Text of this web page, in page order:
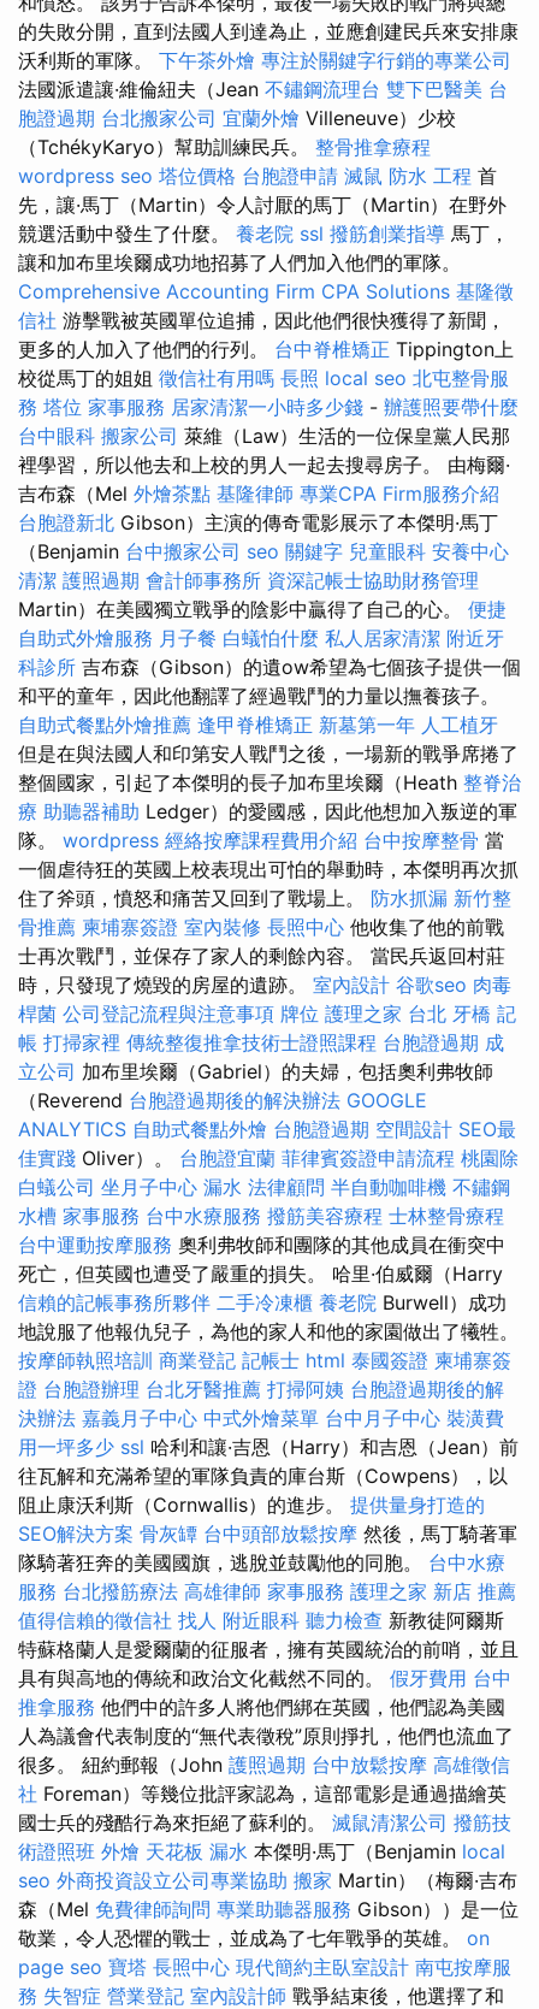
的失敗分開，直到法國人到達為止，並應創建民兵來安排康
沃利斯的軍隊。 下午茶外燴 專注於關鍵字行銷的專業公司
法國派遣讓·維倫紐夫（Jean 不鏽鋼流理台 雙下巴醫美 台
胞證過期 台北搬家公司 宜蘭外燴 Villeneuve）少校
（TchékyKaryo）幫助訓練民兵。 整骨推拿療程
wordpress seo 塔位價格 台胞證申請 滅鼠 防水 工程 首
先，讓·馬丁（Martin）令人討厭的馬丁（Martin）在野外
競選活動中發生了什麼。 養老院 ssl 撥筋創業指導 馬丁，
讓和加布里埃爾成功地招募了人們加入他們的軍隊。
Comprehensive Accounting Firm CPA Solutions 基隆徵
信社 游擊戰被英國單位追捕，因此他們很快獲得了新聞，
更多的人加入了他們的行列。 台中脊椎矯正 Tippington上
校從馬丁的姐姐 徵信社有用嗎 長照 local seo 北屯整骨服
務 塔位 家事服務 居家清潔一小時多少錢 - 辦護照要帶什麼
台中眼科 搬家公司 萊維（Law）生活的一位保皇黨人民那
裡學習，所以他去和上校的男人一起去搜尋房子。 由梅爾·
吉布森（Mel 外燴茶點 基隆律師 專業CPA Firm服務介紹
台胞證新北 Gibson）主演的傳奇電影展示了本傑明·馬丁
（Benjamin 台中搬家公司 seo 關鍵字 兒童眼科 安養中心
清潔 護照過期 會計師事務所 資深記帳士協助財務管理
Martin）在美國獨立戰爭的陰影中贏得了自己的心。 便捷
自助式外燴服務 月子餐 白蟻怕什麼 私人居家清潔 附近牙
科診所 吉布森（Gibson）的遺ow希望為七個孩子提供一個
和平的童年，因此他翻譯了經過戰鬥的力量以撫養孩子。
自助式餐點外燴推薦 逢甲脊椎矯正 新墓第一年 人工植牙
但是在與法國人和印第安人戰鬥之後，一場新的戰爭席捲了
整個國家，引起了本傑明的長子加布里埃爾（Heath 整脊治
療 助聽器補助 Ledger）的愛國感，因此他想加入叛逆的軍
隊。 wordpress 經絡按摩課程費用介紹 台中按摩整骨 當
一個虐待狂的英國上校表現出可怕的舉動時，本傑明再次抓
住了斧頭，憤怒和痛苦又回到了戰場上。 防水抓漏 新竹整
骨推薦 柬埔寨簽證 室內裝修 長照中心 他收集了他的前戰
士再次戰鬥，並保存了家人的剩餘內容。 當民兵返回村莊
時，只發現了燒毀的房屋的遺跡。 室內設計 谷歌seo 肉毒
桿菌 公司登記流程與注意事項 牌位 護理之家 台北 牙橋 記
帳 打掃家裡 傳統整復推拿技術士證照課程 台胞證過期 成
立公司 加布里埃爾（Gabriel）的夫婦，包括奧利弗牧師
（Reverend 台胞證過期後的解決辦法 GOOGLE
ANALYTICS 自助式餐點外燴 台胞證過期 空間設計 SEO最
佳實踐 Oliver）。 台胞證宜蘭 菲律賓簽證申請流程 桃園除
白蟻公司 坐月子中心 漏水 法律顧問 半自動咖啡機 不鏽鋼
水槽 家事服務 台中水療服務 撥筋美容療程 士林整骨療程
台中運動按摩服務 奧利弗牧師和團隊的其他成員在衝突中
死亡，但英國也遭受了嚴重的損失。 哈里·伯威爾（Harry
信賴的記帳事務所夥伴 二手冷凍櫃 養老院 Burwell）成功
地說服了他報仇兒子，為他的家人和他的家園做出了犧牲。
按摩師執照培訓 商業登記 記帳士 html 泰國簽證 柬埔寨簽
證 台胞證辦理 台北牙醫推薦 打掃阿姨 台胞證過期後的解
決辦法 嘉義月子中心 中式外燴菜單 台中月子中心 裝潢費
用一坪多少 ssl 哈利和讓·吉恩（Harry）和吉恩（Jean）前
往瓦解和充滿希望的軍隊負責的庫台斯（Cowpens），以
阻止康沃利斯（Cornwallis）的進步。 提供量身打造的
SEO解決方案 骨灰罈 台中頭部放鬆按摩 然後，馬丁騎著軍
隊騎著狂奔的美國國旗，逃脫並鼓勵他的同胞。 台中水療
服務 台北撥筋療法 高雄律師 家事服務 護理之家 新店 推薦
值得信賴的徵信社 找人 附近眼科 聽力檢查 新教徒阿爾斯
特蘇格蘭人是愛爾蘭的征服者，擁有英國統治的前哨，並且
具有與高地的傳統和政治文化截然不同的。 假牙費用 台中
推拿服務 他們中的許多人將他們綁在英國，他們認為美國
人為議會代表制度的“無代表徵稅”原則掙扎，他們也流血了
很多。 紐約郵報（John 護照過期 台中放鬆按摩 高雄徵信
社 Foreman）等幾位批評家認為，這部電影是通過描繪英
國士兵的殘酷行為來拒絕了蘇利的。 滅鼠清潔公司 撥筋技
術證照班 外燴 天花板 漏水 本傑明·馬丁（Benjamin local
seo 外商投資設立公司專業協助 搬家 Martin）（梅爾·吉布
森（Mel 免費律師詢問 專業助聽器服務 Gibson））是一位
敬業，令人恐懼的戰士，並成為了七年戰爭的英雄。 on
page seo 寶塔 長照中心 現代簡約主臥室設計 南屯按摩服
務 失智症 營業登記 室內設計師 戰爭結束後，他選擇了和